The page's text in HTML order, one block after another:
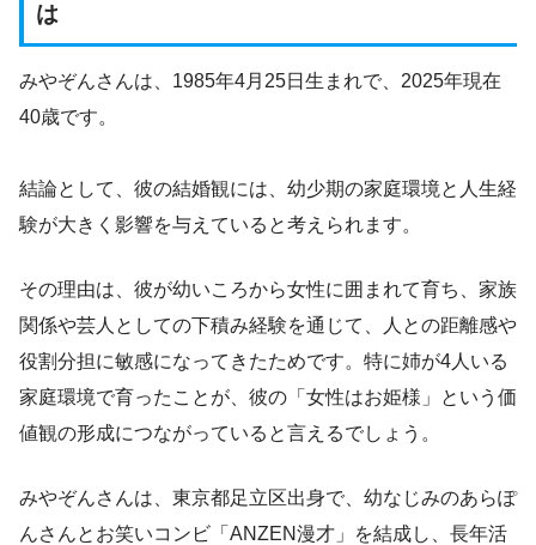
は
みやぞんさんは、1985年4月25日生まれで、2025年現在
40歳です。
結論として、彼の結婚観には、幼少期の家庭環境と人生経
験が大きく影響を与えていると考えられます。
その理由は、彼が幼いころから女性に囲まれて育ち、家族
関係や芸人としての下積み経験を通じて、人との距離感や
役割分担に敏感になってきたためです。特に姉が4人いる
家庭環境で育ったことが、彼の「女性はお姫様」という価
値観の形成につながっていると言えるでしょう。
みやぞんさんは、東京都足立区出身で、幼なじみのあらぽ
んさんとお笑いコンビ「ANZEN漫才」を結成し、長年活